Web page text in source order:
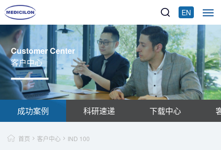
EN
Customer Center
客户中心
成功案例 科研速递 下载中心
首页 客户中心 IND 100